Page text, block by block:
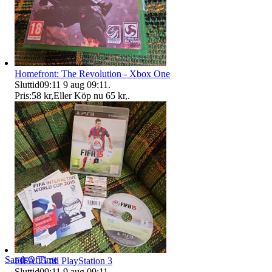
SandsOfTime
Homefront: The Revolution - Xbox One
Sluttid09:11 9 aug 09:11 .
Pris:58 kr,Eller Köp nu 65 kr,.
FIFA 15 till PlayStation 3